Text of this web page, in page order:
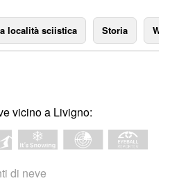
località sciistica Storia
vicino a Livigno:
di neve